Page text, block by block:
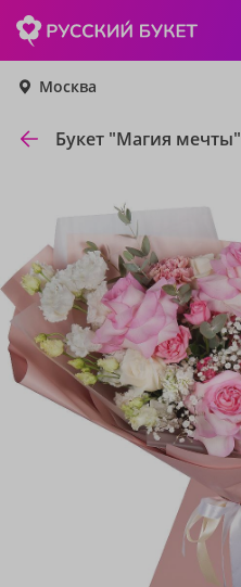
Москва
Букет "Магия мечты"